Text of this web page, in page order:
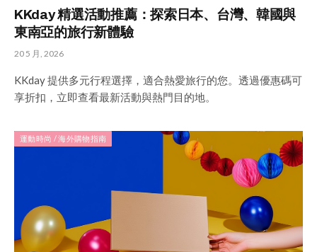
KKday 精選活動推薦：探索日本、台灣、韓國與
東南亞的旅行新體驗
20 5 月, 2026
KKday 提供多元行程選擇，適合熱愛旅行的您。透過優惠碼可
享折扣，立即查看最新活動與熱門目的地。
運動時尚 / 海外購物指南